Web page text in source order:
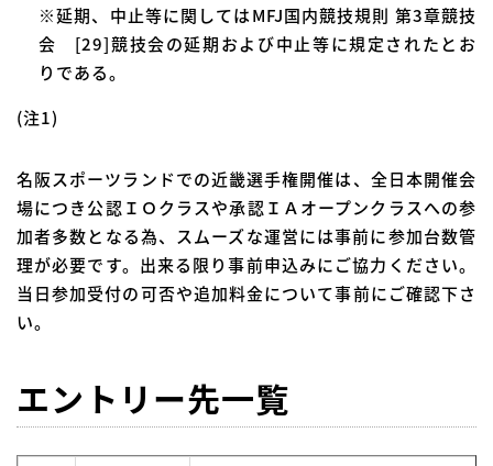
※延期、中止等に関してはMFJ国内競技規則 第3章競技
会 [29]競技会の延期および中止等に規定されたとお
りである。
(注1)
名阪スポーツランドでの近畿選手権開催は、全日本開催会
場につき公認ＩＯクラスや承認ＩＡオープンクラスへの参
加者多数となる為、スムーズな運営には事前に参加台数管
理が必要です。出来る限り事前申込みにご協力ください。
当日参加受付の可否や追加料金について事前にご確認下さ
い。
エントリー先一覧